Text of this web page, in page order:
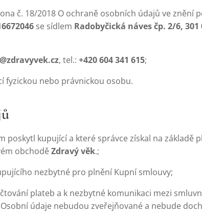
č. 18/2018 O ochraně osobních údajů ve znění
se sídlem Radobyčická náves čp. 2/6, 301
, tel.: +420 604 341 615;
fyzickou nebo právnickou osobu.
poskytl kupující a které správce získal na základě
obchoděZdravý věk.;
nezbytné pro plnění Kupní smlouvy;
plateb a k nezbytné komunikaci mezi
údaje nebudou zveřejňované a nebude